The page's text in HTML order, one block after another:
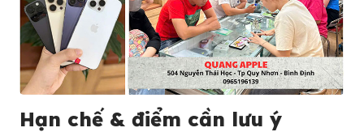
Hạn chế & điểm cần lưu ý